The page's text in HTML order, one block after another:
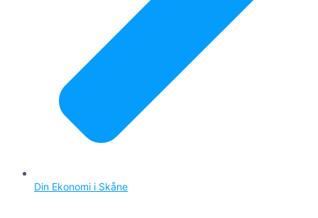
Din Ekonomi i Skåne